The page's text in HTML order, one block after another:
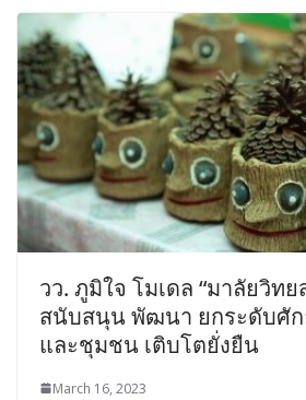
วว. ภูมิใจ โมเดล “มาลัยวิทย
สนับสนุน พัฒนา ยกระดับศัก
และชุมชน เติบโตยั่งยืน
March 16, 2023